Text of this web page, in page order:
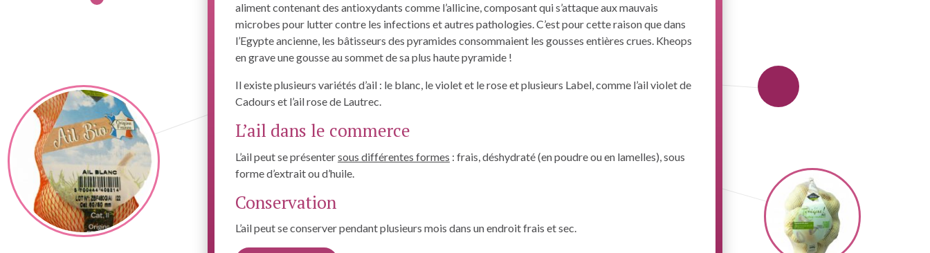
aliment contenant des antioxydants comme l’allicine, composant qui s’attaque aux mauvais
microbes pour lutter contre les infections et autres pathologies. C’est pour cette raison que dans
l’Egypte ancienne, les bâtisseurs des pyramides consommaient les gousses entières crues. Kheops
en grave une gousse au sommet de sa plus haute pyramide !
Il existe plusieurs variétés d’ail : le blanc, le violet et le rose et plusieurs Label, comme l’ail violet de
Cadours et l’ail rose de Lautrec.
L’ail dans le commerce
L’ail peut se présentersous différentes formes : frais, déshydraté (en poudre ou en lamelles), sous
forme d’extrait ou d’huile.
Conservation
L’ail peut se conserver pendant plusieurs mois dans un endroit frais et sec.